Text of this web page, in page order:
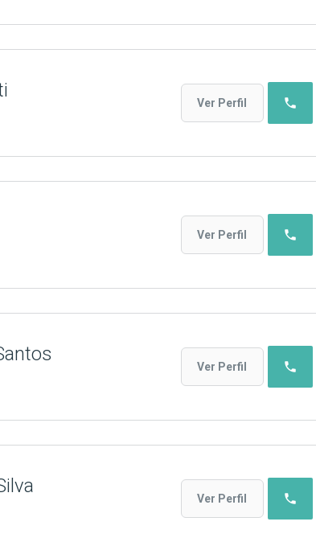
Ver Perfil phone
Ver Perfil phone
Ver Perfil phone
Ver Perfil phone